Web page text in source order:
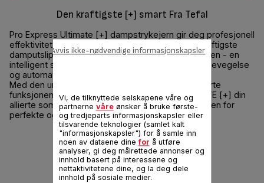
Den kraftigste [+] smart Fra Tefal
Pro Express Ultimate [+] dampstrykejern gir deg profesjonell
effektivitet, takket være kombinasjonen av det kraftigste
damputslippet og den nye Smart Steam-teknologien - en
intelligent sensor som gjenkjenner strykejernets bevegelse
og automatisk slipper ut damp når du trenger det.
Med den unike dampkraften og de smarte avanserte
funksjonene, er nye TEFAL PRO EXPRESS ULTIMATE [+] din
allierte som garanterer den beste strykeopplevelsen for
perfekte og uanstrengte resultater.
Del Send
Vi, de tilknyttede selskapene våre og
partnerne våreønsker å bruke første-
og tredjeparts informasjonskapsler eller
tilsvarende teknologier (samlet kalt
"informasjonskapsler") for å samle inn
noen av dataene dinefor å utføre
analyser, gi deg målrettede annonser og
innhold basert på interessene og
nettaktivitetene dine, og la deg dele
innhold på sosiale medier.
Avvis ikke-nødvendige informasjonskapsler